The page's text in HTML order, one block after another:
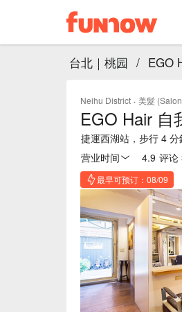
台北｜桃园 / EGO
Neihu District · 美髮
EGO Hair 自
捷運西湖站，步行 4 分
营业时间
4.9 评论
最早可预订：08/09